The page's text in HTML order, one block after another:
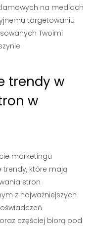
na mediach
targetowaniu
Twoimi
trendy w
w
marketingu
trendy, które mają
stron
z najważniejszych
częściej biorą pod